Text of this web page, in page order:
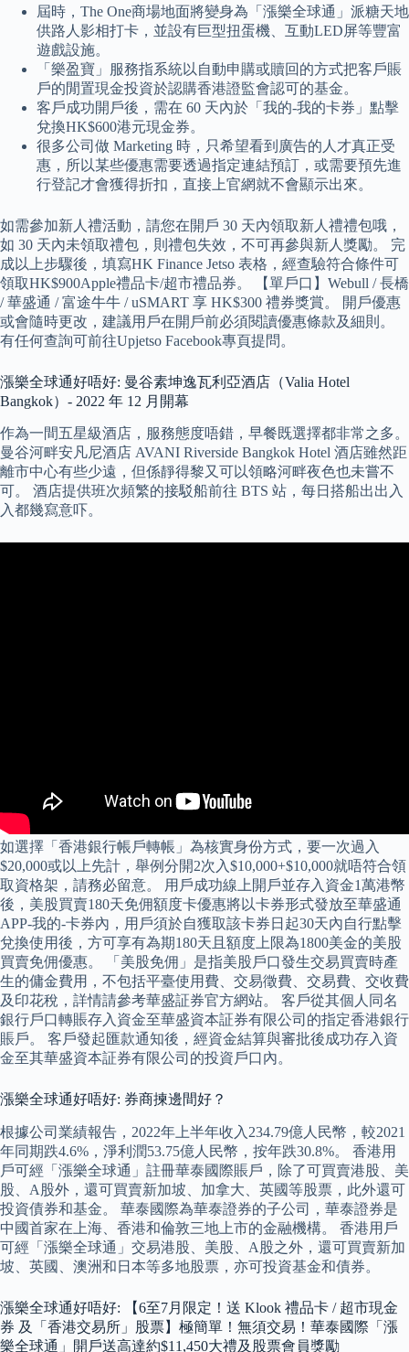
屆時，The One商場地面將變身為「漲樂全球通」派糖天地
供路人影相打卡，並設有巨型扭蛋機、互動LED屏等豐富
遊戲設施。
「樂盈寶」服務指系統以自動申購或贖回的方式把客戶賬
戶的閒置現金投資於認購香港證監會認可的基金。
客戶成功開戶後，需在 60 天內於「我的-我的卡券」點擊
兌換HK$600港元現金券。
很多公司做 Marketing 時，只希望看到廣告的人才真正受
惠，所以某些優惠需要透過指定連結預訂，或需要預先進
行登記才會獲得折扣，直接上官網就不會顯示出來。
如需參加新人禮活動，請您在開戶 30 天內領取新人禮禮包哦，
如 30 天內未領取禮包，則禮包失效，不可再參與新人獎勵。 完
成以上步驟後，填寫HK Finance Jetso 表格，經查驗符合條件可
領取HK$900Apple禮品卡/超市禮品券。 【單戶口】Webull / 長橋
/ 華盛通 / 富途牛牛 / uSMART 享 HK$300 禮券獎賞。 開戶優惠
或會隨時更改，建議用戶在開戶前必須閱讀優惠條款及細則。
有任何查詢可前往Upjetso Facebook專頁提問。
漲樂全球通好唔好: 曼谷素坤逸瓦利亞酒店（Valia Hotel
Bangkok）- 2022 年 12 月開幕
作為一間五星級酒店，服務態度唔錯，早餐既選擇都非常之多。
曼谷河畔安凡尼酒店 AVANI Riverside Bangkok Hotel 酒店雖然距
離市中心有些少遠，但係靜得黎又可以領略河畔夜色也未嘗不
可。 酒店提供班次頻繁的接駁船前往 BTS 站，每日搭船出出入
入都幾寫意吓。
如選擇「香港銀行帳戶轉帳」為核實身份方式，要一次過入
$20,000或以上先計，舉例分開2次入$10,000+$10,000就唔符合領
取資格架，請務必留意。 用戶成功線上開戶並存入資金1萬港幣
後，美股買賣180天免佣額度卡優惠將以卡券形式發放至華盛通
APP-我的-卡券內，用戶須於自獲取該卡券日起30天內自行點擊
兌換使用後，方可享有為期180天且額度上限為1800美金的美股
買賣免佣優惠。 「美股免佣」是指美股戶口發生交易買賣時產
生的傭金費用，不包括平臺使用費、交易徵費、交易費、交收費
及印花稅，詳情請參考華盛証券官方網站。 客戶從其個人同名
銀行戶口轉賬存入資金至華盛資本証券有限公司的指定香港銀行
賬戶。 客戶發起匯款通知後，經資金結算與審批後成功存入資
金至其華盛資本証券有限公司的投資戶口內。
漲樂全球通好唔好: 券商揀邊間好？
根據公司業績報告，2022年上半年收入234.79億人民幣，較2021
年同期跌4.6%，淨利潤53.75億人民幣，按年跌30.8%。 香港用
戶可經「漲樂全球通」註冊華泰國際賬戶，除了可買賣港股、美
股、A股外，還可買賣新加坡、加拿大、英國等股票，此外還可
投資債券和基金。 華泰國際為華泰證券的子公司，華泰證券是
中國首家在上海、香港和倫敦三地上市的金融機構。 香港用戶
可經「漲樂全球通」交易港股、美股、A股之外，還可買賣新加
坡、英國、澳洲和日本等多地股票，亦可投資基金和債券。
漲樂全球通好唔好: 【6至7月限定！送 Klook 禮品卡 / 超市現金
券 及「香港交易所」股票】極簡單！無須交易！華泰國際「漲
樂全球通」開戶送高達約$11,450大禮及股票會員獎勵